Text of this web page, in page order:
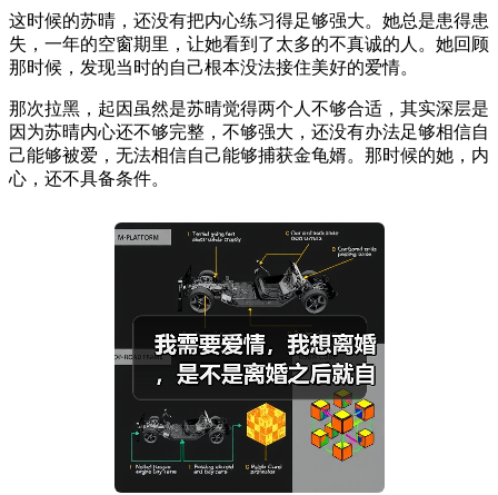
这时候的苏晴，还没有把内心练习得足够强大。她总是患得患
失，一年的空窗期里，让她看到了太多的不真诚的人。她回顾
那时候，发现当时的自己根本没法接住美好的爱情。
那次拉黑，起因虽然是苏晴觉得两个人不够合适，其实深层是
因为苏晴内心还不够完整，不够强大，还没有办法足够相信自
己能够被爱，无法相信自己能够捕获金龟婿。那时候的她，内
心，还不具备条件。